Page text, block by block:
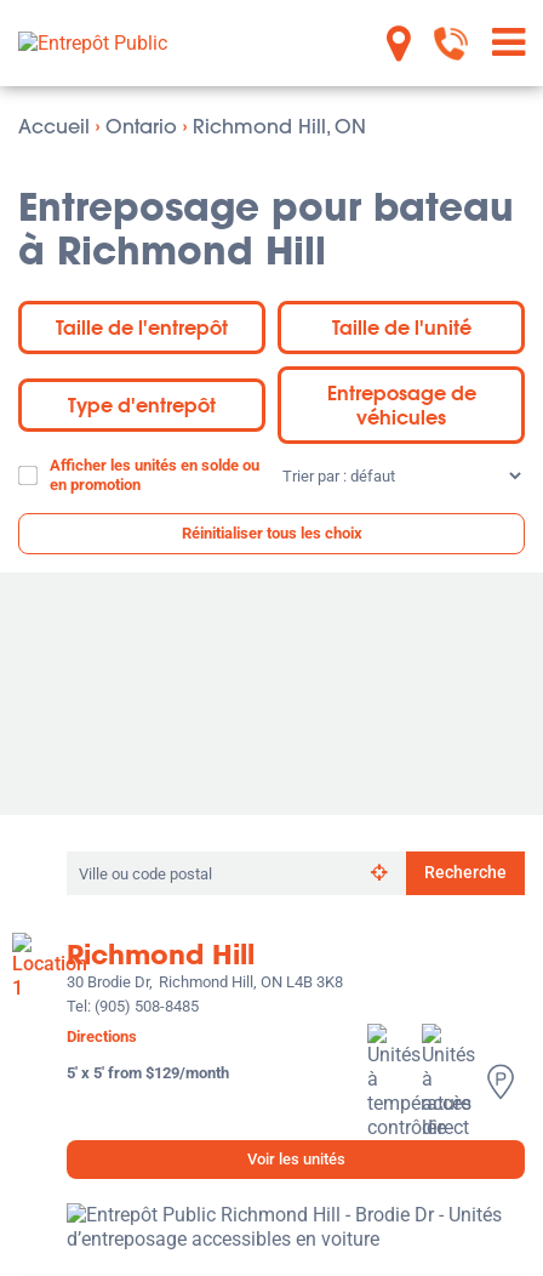
Accueil › Ontario › Richmond Hill, ON
Entreposage pour bateau
à Richmond Hill
Taille de l'entrepôt Taille de l'unité
Type d'entrepôt
Entreposage de
véhicules
Afficher les unités en solde ou
en promotion
Trier
Réinitialiser tous les choix
Rechercher
par
code
postal
Recherche
Richmond Hill
30 Brodie Dr, Richmond Hill, ON L4B 3K8
Tel: (905) 508-8485
Directions
5' x 5' from $129/month
Voir les unités